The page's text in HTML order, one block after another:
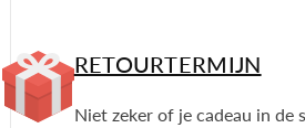
RETOURTERMIJN
Niet zeker of je cadeau in de